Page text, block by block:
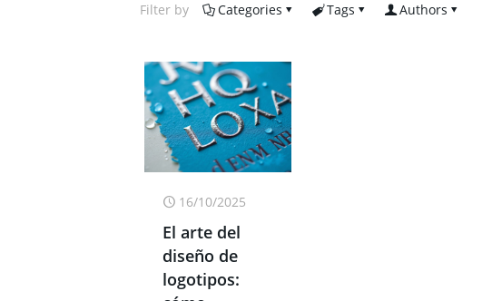
Filter by Categories Tags Authors
16/10/2025
El arte del
diseño de
logotipos: